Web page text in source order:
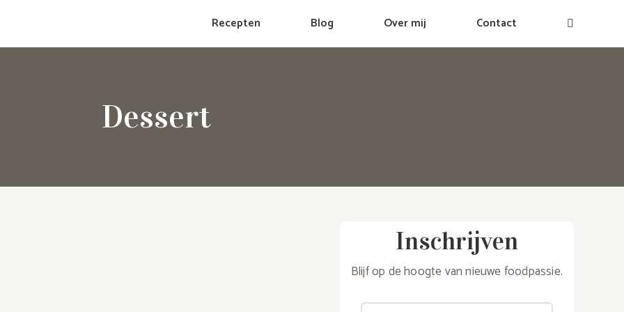
Recepten Blog Over mij Contact
Dessert
Inschrijven
Blijf op de hoogte van nieuwe foodpassie.